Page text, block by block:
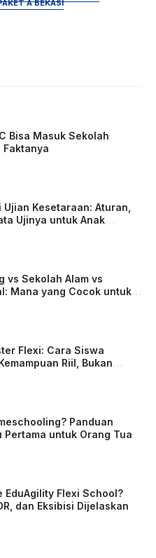
A BEKASI
Bisa Masuk Sekolah
Faktanya
Ujian Kesetaraan: Aturan,
Ujinya untuk Anak
vs Sekolah Alam vs
Mana yang Cocok untuk
Flexi: Cara Siswa
Riil, Bukan
Panduan
Pertama untuk Orang Tua
EduAgility Flexi School?
dan Eksibisi Dijelaskan